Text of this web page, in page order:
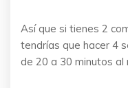
Así que si tienes 2
tendrías que hacer 4
de 20 a 30 minutos al